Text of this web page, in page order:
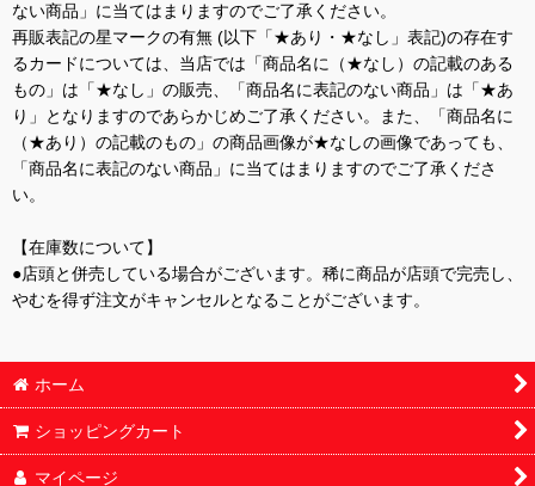
ない商品」に当てはまりますのでご了承ください。
再販表記の星マークの有無 (以下「★あり・★なし」表記)の存在す
るカードについては、当店では「商品名に（★なし）の記載のある
もの」は「★なし」の販売、「商品名に表記のない商品」は「★あ
り」となりますのであらかじめご了承ください。また、「商品名に
（★あり）の記載のもの」の商品画像が★なしの画像であっても、
「商品名に表記のない商品」に当てはまりますのでご了承くださ
い。
【在庫数について】
●店頭と併売している場合がございます。稀に商品が店頭で完売し、
やむを得ず注文がキャンセルとなることがございます。
ホーム
ショッピングカート
マイページ